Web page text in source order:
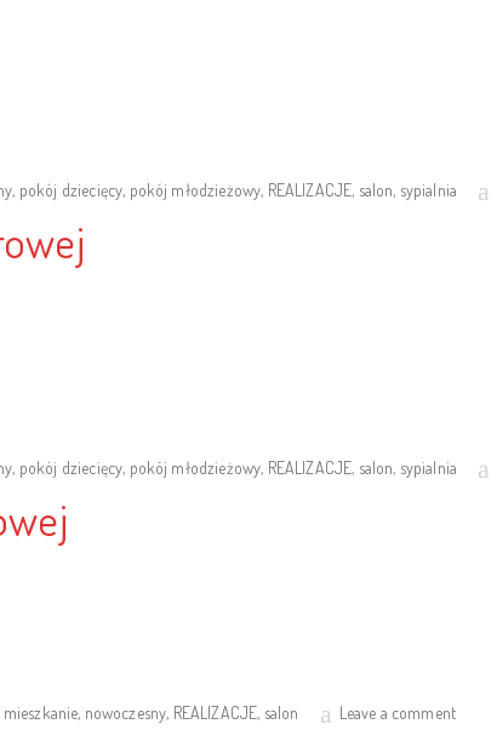
, pokój dziecięcy, pokój młodzieżowy, REALIZACJE, salon, sypialnia
, pokój dziecięcy, pokój młodzieżowy, REALIZACJE, salon, sypialnia
mieszkanie, nowoczesny, REALIZACJE, salon Leave a comment